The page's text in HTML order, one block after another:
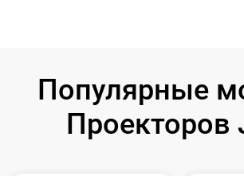
Популярные
Проекторов